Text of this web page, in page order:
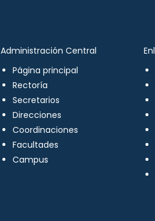
Administración Central
Página principal
Rectoría
Secretarios
Direcciones
Coordinaciones
Facultades
Campus